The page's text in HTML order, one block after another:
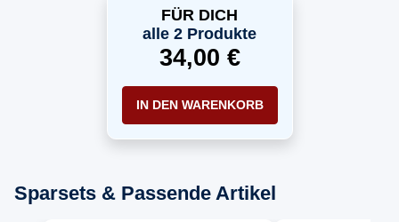
FÜR DICH
alle 2 Produkte
34,00 €
IN DEN WARENKORB
Sparsets & Passende Artikel